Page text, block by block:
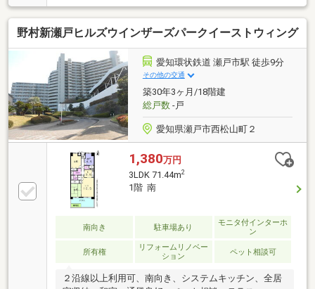
好！・閑静な住宅地【リフォーム内容（2025年12月完
了）】■その他（クロスクリーニング全室、クッショ
ンフロア貼替、畳表替え、照明器具設置 他）☆周辺
環境・スーパー アピタ瀬戸店：徒歩12分・スーパ
ー フィール瀬戸店：徒歩30分・コンビニ ファミリ
ーマートパルティせと店：徒歩8分・にじの丘小学
校：徒歩19分・にじの丘中学校：徒歩19分
野村新瀬戸ヒルズウインザーズパークイーストウィング
愛知環状鉄道 瀬戸市駅 徒歩9分
その他の交通
築30年3ヶ月/18階建
総戸数-戸
愛知県瀬戸市西松山町２
1,380万円
3LDK 71.44m2
1階 南
南向き 駐車場あり
モニタ付インターホ
ン
所有権
リフォームリノベー
ション
ペット相談可
２沿線以上利用可、南向き、システムキッチン、全居